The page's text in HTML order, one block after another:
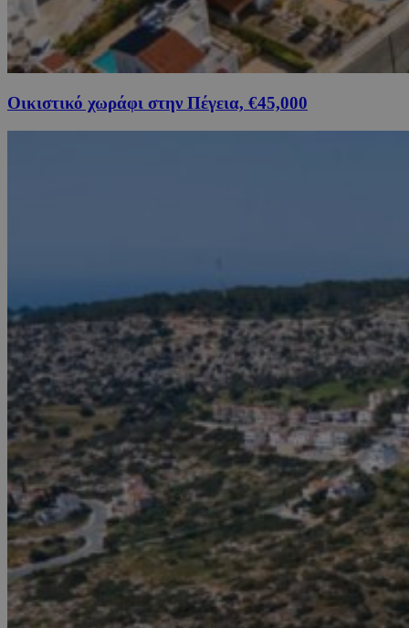
Οικιστικό χωράφι στην Πέγεια, €45,000